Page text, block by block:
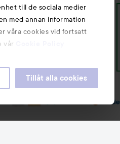
till de sociala medier
med annan information
våra cookies vid fortsatt
vår
Tillåt alla cookies